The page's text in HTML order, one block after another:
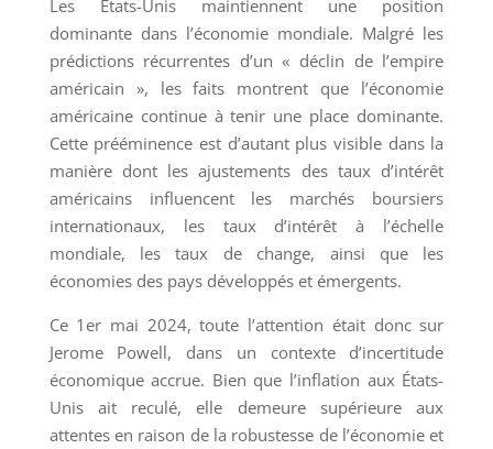
Les États-Unis maintiennent une position
dominante dans l’économie mondiale. Malgré les
prédictions récurrentes d’un « déclin de l’empire
américain », les faits montrent que l’économie
américaine continue à tenir une place dominante.
Cette prééminence est d’autant plus visible dans la
manière dont les ajustements des taux d’intérêt
américains influencent les marchés boursiers
internationaux, les taux d’intérêt à l’échelle
mondiale, les taux de change, ainsi que les
économies des pays développés et émergents.
Ce 1er mai 2024, toute l’attention était donc sur
Jerome Powell, dans un contexte d’incertitude
économique accrue. Bien que l’inflation aux États-
Unis ait reculé, elle demeure supérieure aux
attentes en raison de la robustesse de l’économie et